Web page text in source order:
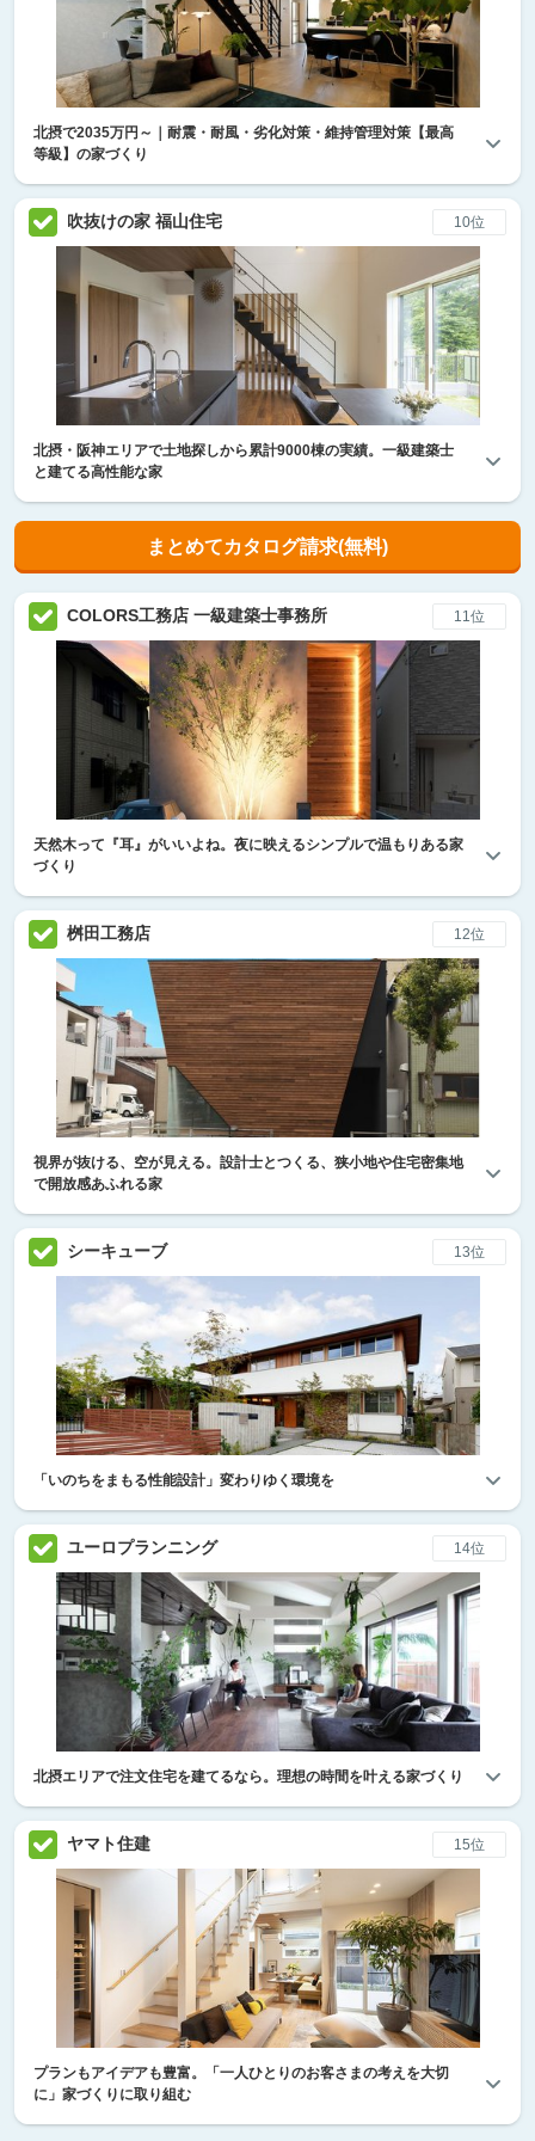
北摂で2035万円～｜耐震・耐風・劣化対策・維持管理対策【最高
等級】の家づくり
吹抜けの家 福山住宅 10位
北摂・阪神エリアで土地探しから累計9000棟の実績。一級建築士
と建てる高性能な家
まとめてカタログ請求(無料)
COLORS工務店 一級建築士事務所 11位
天然木って『耳』がいいよね。夜に映えるシンプルで温もりある家
づくり
桝田工務店 12位
視界が抜ける、空が見える。設計士とつくる、狭小地や住宅密集地
で開放感あふれる家
シーキューブ 13位
「いのちをまもる性能設計」変わりゆく環境を
ユーロプランニング 14位
北摂エリアで注文住宅を建てるなら。理想の時間を叶える家づくり
ヤマト住建 15位
プランもアイデアも豊富。「一人ひとりのお客さまの考えを大切
に」家づくりに取り組む